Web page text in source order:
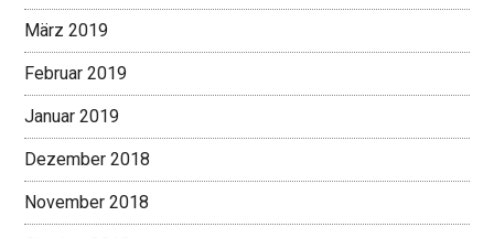
März 2019
Februar 2019
Januar 2019
Dezember 2018
November 2018